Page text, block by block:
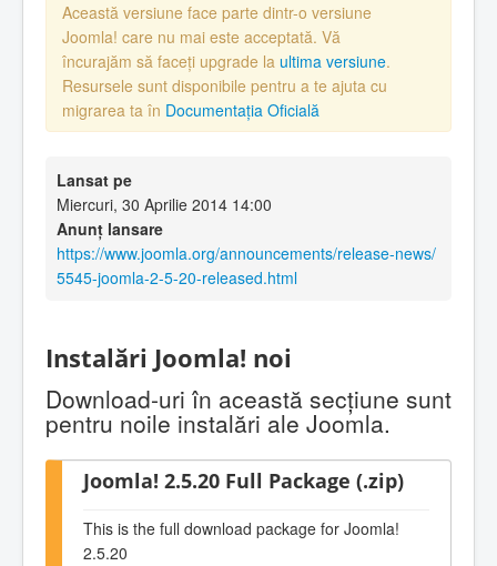
Această versiune face parte dintr-o versiune
Joomla! care nu mai este acceptată. Vă
încurajăm să faceți upgrade la ultima versiune.
Resursele sunt disponibile pentru a te ajuta cu
migrarea ta în Documentația Oficială
Lansat pe
Miercuri, 30 Aprilie 2014 14:00
Anunț lansare
https://www.joomla.org/announcements/release-news/
5545-joomla-2-5-20-released.html
Instalări Joomla! noi
Download-uri în această secţiune sunt
pentru noile instalări ale Joomla.
Joomla! 2.5.20 Full Package (.zip)
This is the full download package for Joomla!
2.5.20